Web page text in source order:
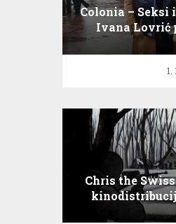
Colonia – Seksi
Ivana Lovrić
1.
Chris the